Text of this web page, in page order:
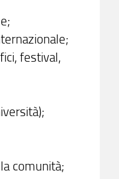
festival,
comunità;